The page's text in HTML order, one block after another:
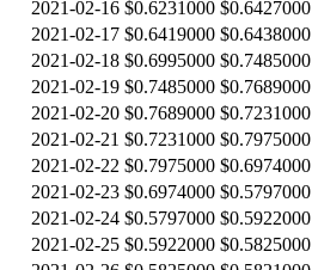
2021-02-16 $0.6231000 $0.6427000
2021-02-17 $0.6419000 $0.6438000
2021-02-18 $0.6995000 $0.7485000
2021-02-19 $0.7485000 $0.7689000
2021-02-20 $0.7689000 $0.7231000
2021-02-21 $0.7231000 $0.7975000
2021-02-22 $0.7975000 $0.6974000
2021-02-23 $0.6974000 $0.5797000
2021-02-24 $0.5797000 $0.5922000
2021-02-25 $0.5922000 $0.5825000